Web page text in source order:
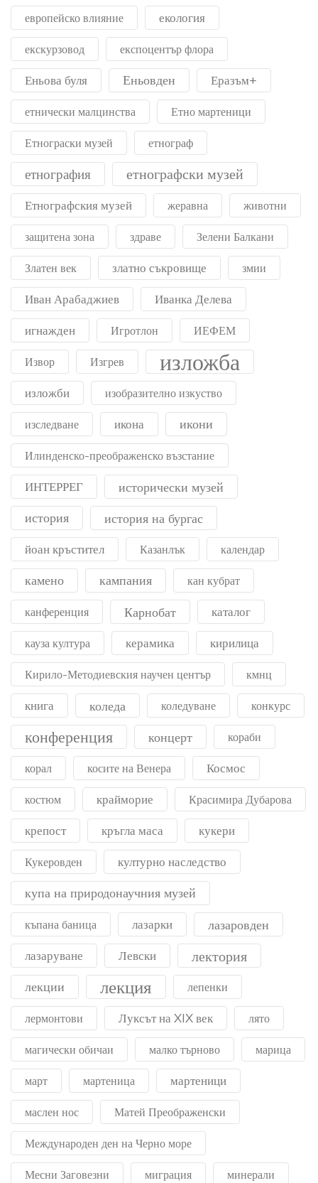
европейско влияние екология
екскурзовод експоцентър флора
Еньова буля Еньовден Еразъм+
етнически малцинства Етно мартеници
Етнограски музей етнограф
етнография етнографски музей
Етнографския музей жеравна животни
защитена зона здраве Зелени Балкани
Златен век златно съкровище змии
Иван Арабаджиев Иванка Делева
игнажден Игротлон ИЕФЕМ
Извор Изгрев изложба
изложби изобразително изкуство
изследване икона икони
Илинденско-преображенско възстание
ИНТЕРРЕГ исторически музей
история история на бургас
йоан кръстител Казанлък календар
камено кампания кан кубрат
канференция Карнобат каталог
кауза култура керамика кирилица
Кирило-Методиевския научен център кмнц
книга коледа коледуване конкурс
конференция концерт кораби
корал косите на Венера Космос
костюм крайморие Красимира Дубарова
крепост кръгла маса кукери
Кукеровден културно наследство
купа на природонаучния музей
къпана баница лазарки лазаровден
лазаруване Левски лектория
лекции лекция лепенки
лермонтови Луксът на XIX век лято
магически обичаи малко търново марица
март мартеница мартеници
маслен нос Матей Преображенски
Международен ден на Черно море
Месни Заговезни миграция минерали